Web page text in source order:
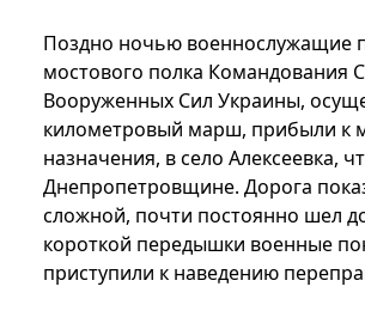
Поздно ночью военнослужащие
мостового полка Командования
Вооруженных Сил Украины,
километровый марш, прибыли к
назначения, в село Алексеевка,
Днепропетровщине. Дорога
сложной, почти постоянно шел
короткой передышки военные
приступили к наведению